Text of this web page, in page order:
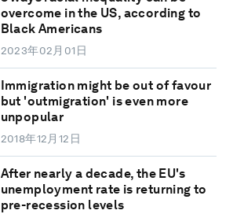
overcome in the US, according to
Black Americans
2023年02月01日
Immigration might be out of favour
but 'outmigration' is even more
unpopular
2018年12月12日
After nearly a decade, the EU's
unemployment rate is returning to
pre-recession levels